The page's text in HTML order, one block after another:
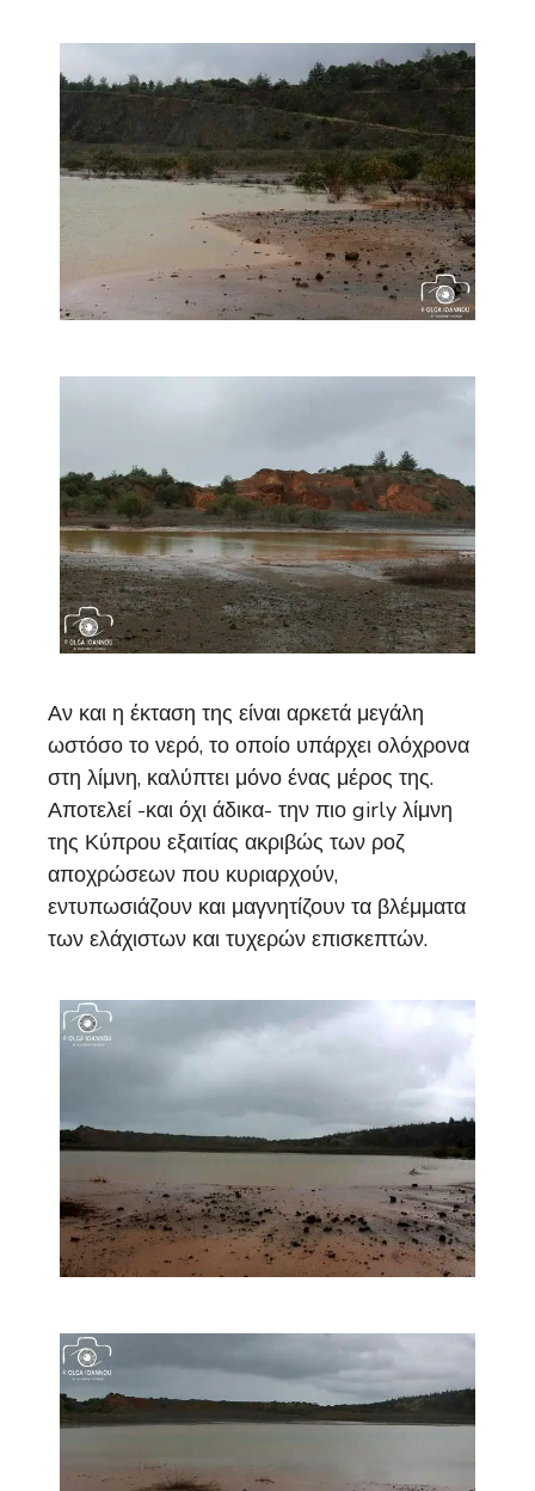
Αν και η έκταση της είναι αρκετά μεγάλη
ωστόσο το νερό, το οποίο υπάρχει ολόχρονα
στη λίμνη, καλύπτει μόνο ένας μέρος της.
Αποτελεί -και όχι άδικα- την πιο girly λίμνη
της Κύπρου εξαιτίας ακριβώς των ροζ
αποχρώσεων που κυριαρχούν,
εντυπωσιάζουν και μαγνητίζουν τα βλέμματα
των ελάχιστων και τυχερών επισκεπτών.